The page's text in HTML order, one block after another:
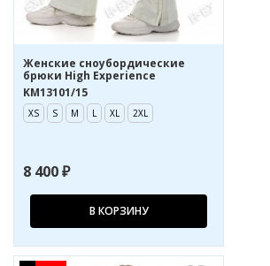
Женские сноубордические
брюки High Experience
KM13101/15
XS S M L XL 2XL
8 400 ₽
В КОРЗИНУ